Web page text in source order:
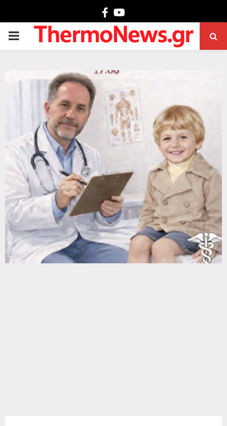
Facebook
PRIMARY